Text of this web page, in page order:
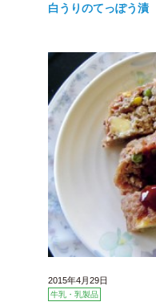
白うりのてっぽう漬
2015年4月29日
牛乳・乳製品